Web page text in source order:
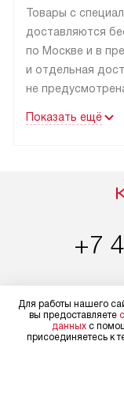
Товары с
доставляются
по Москве и в
и отдельная
не
рекомендуем
быть
интересен
приобретения с
доставляются
по Москве в
и отдельная
Показать ещё
+7
+7
Для работы нашего
вы предоставляете
данных с
присоединяетесь к